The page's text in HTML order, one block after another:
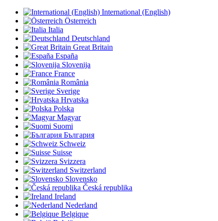
International (English)
Österreich
Italia
Deutschland
Great Britain
España
Slovenija
France
România
Sverige
Hrvatska
Polska
Magyar
Suomi
България
Schweiz
Suisse
Svizzera
Switzerland
Slovensko
Česká republika
Ireland
Nederland
Belgique